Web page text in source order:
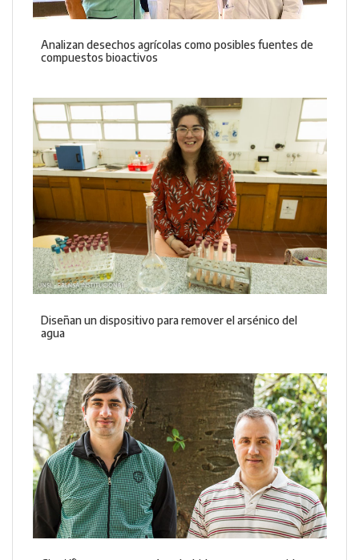
Analizan desechos agrícolas como posibles fuentes de
compuestos bioactivos
Diseñan un dispositivo para remover el arsénico del
agua